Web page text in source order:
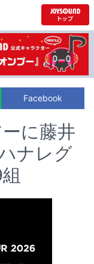
Facebook
に藤井
ナレグ